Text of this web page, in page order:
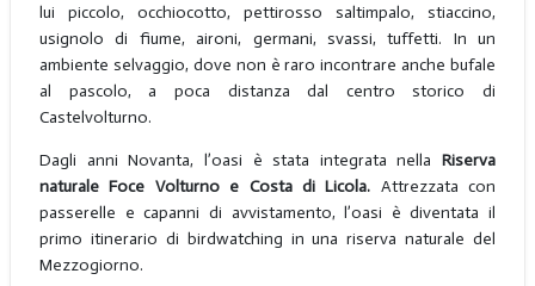
lui piccolo, occhiocotto, pettirosso saltimpalo, stiaccino,
usignolo di fiume, aironi, germani, svassi, tuffetti. In un
ambiente selvaggio, dove non è raro incontrare anche bufale
al pascolo, a poca distanza dal centro storico di
Castelvolturno.
Dagli anni Novanta, l’oasi è stata integrata nellaRiserva
naturale Foce Volturno e Costa di Licola. Attrezzata con
passerelle e capanni di avvistamento, l’oasi è diventata il
primo itinerario di birdwatching in una riserva naturale del
Mezzogiorno.